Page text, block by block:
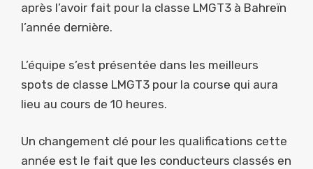
après l’avoir fait pour la classe LMGT3 à Bahreïn
l’année dernière.
L’équipe s’est présentée dans les meilleurs
spots de classe LMGT3 pour la course qui aura
lieu au cours de 10 heures.
Un changement clé pour les qualifications cette
année est le fait que les conducteurs classés en